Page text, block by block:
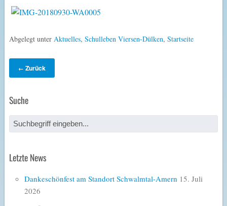
Abgelegt unter Aktuelles, Schulleben Viersen-Dülken, Startseite
← Zurück
Suche
Letzte News
Dankeschönfest am Standort Schwalmtal-Amern 15. Juli
2026